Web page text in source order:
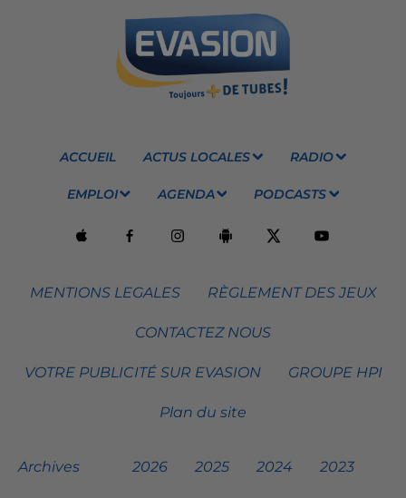
ACCUEIL ACTUS LOCALES RADIO
EMPLOI AGENDA PODCASTS
MENTIONS LEGALES RÈGLEMENT DES JEUX
CONTACTEZ NOUS
VOTRE PUBLICITÉ SUR EVASION GROUPE HPI
Plan du site
Archives 2026 2025 2024 2023